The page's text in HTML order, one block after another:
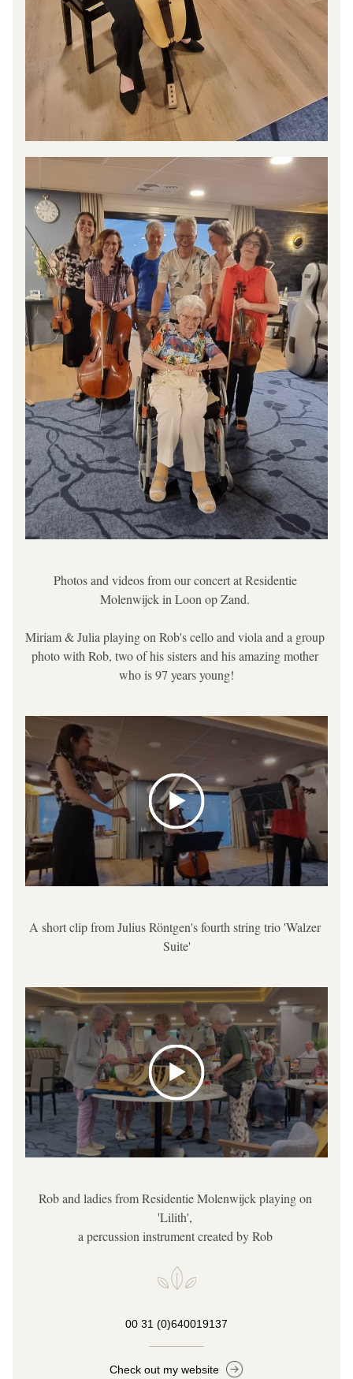
Photos and videos from our concert at Residentie
Molenwijck in Loon op Zand.
Miriam & Julia playing on Rob's cello and viola and a group
photo with Rob, two of his sisters and his amazing mother
who is 97 years young!
A short clip from Julius Röntgen's fourth string trio 'Walzer
Suite'
Rob and ladies from Residentie Molenwijck playing on
'Lilith',
a percussion instrument created by Rob
00 31 (0)640019137
Check out my website